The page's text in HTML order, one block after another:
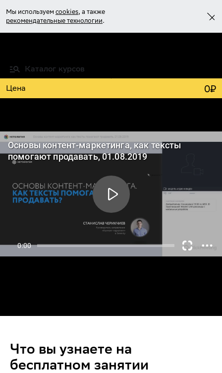
Мы используем cookies, а также
рекомендательные технологии.
Каталог курсов
Цена 0₽
Что вы узнаете на
бесплатном занятии